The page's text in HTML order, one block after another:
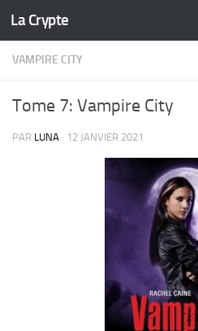
Skip to content
La Crypte
VAMPIRE CITY
Tome 7: Vampire City
PAR LUNA · 12 JANVIER 2021